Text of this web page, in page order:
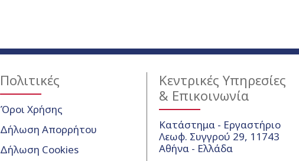
Πολιτικές
Όροι Χρήσης
Δήλωση Απορρήτου
Δήλωση Cookies
Κεντρικές Υπηρεσίες
& Επικοινωνία
Κατάστημα - Εργαστήριο
Λεωφ. Συγγρού 29, 11743
Αθήνα - Ελλάδα